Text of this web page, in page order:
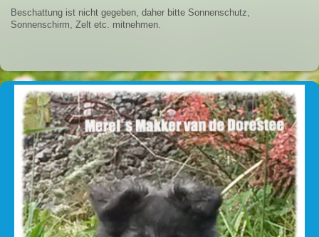
Beschattung ist nicht gegeben, daher bitte Sonnenschutz,
Sonnenschirm, Zelt etc. mitnehmen.